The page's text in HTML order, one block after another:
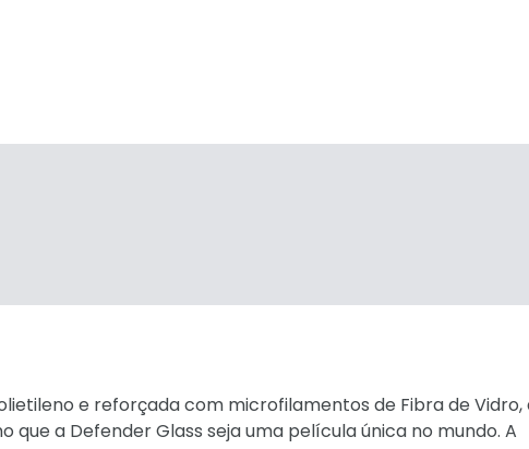
e reforçada com microfilamentos de Fibra de Vidro,
a Defender Glass seja uma película única no mundo. A